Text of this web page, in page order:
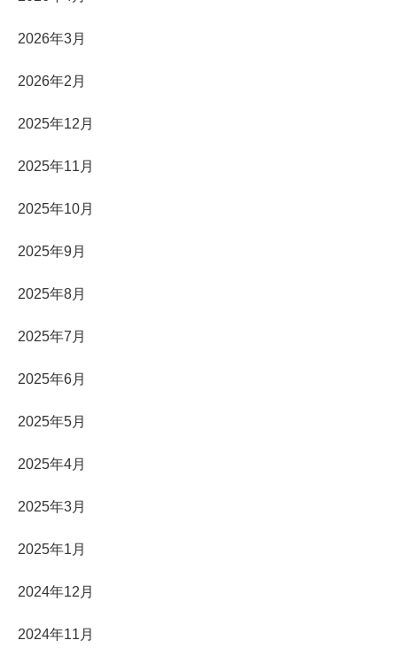
2026年3月
2026年2月
2025年12月
2025年11月
2025年10月
2025年9月
2025年8月
2025年7月
2025年6月
2025年5月
2025年4月
2025年3月
2025年1月
2024年12月
2024年11月